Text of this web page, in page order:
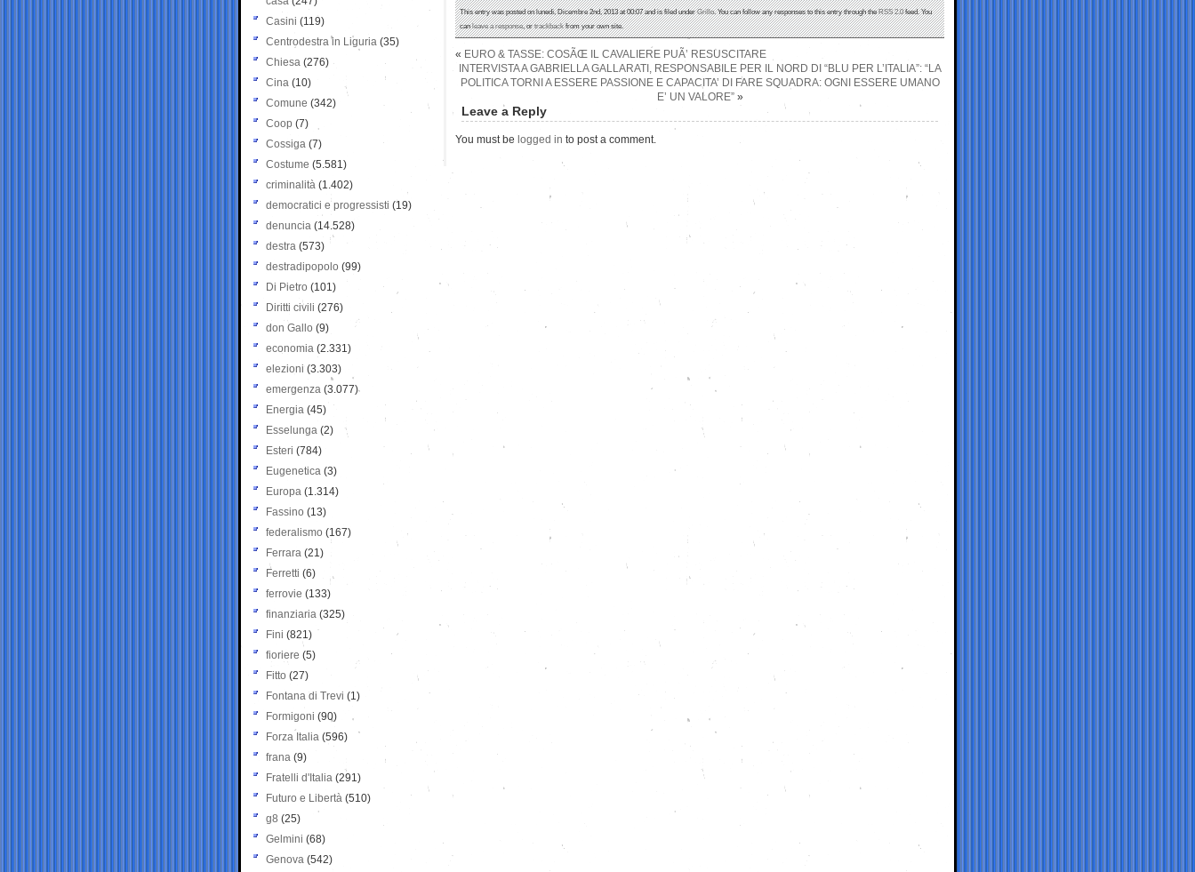
This entry was posted on lunedì, Dicembre 2nd, 2013 at 00:07 and is filed underGrillo. You can follow any responses to this entry through theRSS 2.0feed. You
canleave a response, ortrackbackfrom your own site.
« EURO & TASSE: COSÃŒ IL CAVALIERE PUÃ’ RESUSCITARE
INTERVISTA A GABRIELLA GALLARATI, RESPONSABILE PER IL NORD DI “BLU PER L’ITALIA”: “LA
POLITICA TORNI A ESSERE PASSIONE E CAPACITA’ DI FARE SQUADRA: OGNI ESSERE UMANO
E’ UN VALORE”»
Leave a Reply
You must be logged in to post a comment.
Casini (119)
Centrodestra in Liguria (35)
Chiesa (276)
Cina (10)
Comune (342)
Coop (7)
Cossiga (7)
Costume (5.581)
criminalità (1.402)
democratici e progressisti (19)
denuncia (14.528)
destra (573)
destradipopolo (99)
Di Pietro (101)
Diritti civili (276)
don Gallo (9)
economia (2.331)
elezioni (3.303)
emergenza (3.077)
Energia (45)
Esselunga (2)
Esteri (784)
Eugenetica (3)
Europa (1.314)
Fassino (13)
federalismo (167)
Ferrara (21)
Ferretti (6)
ferrovie (133)
finanziaria (325)
Fini (821)
fioriere (5)
Fitto (27)
Fontana di Trevi (1)
Formigoni (90)
Forza Italia (596)
frana (9)
Fratelli d'Italia (291)
Futuro e Libertà (510)
g8 (25)
Gelmini (68)
Genova (542)